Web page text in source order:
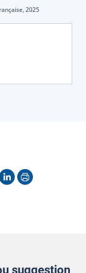
2025
page
Imprimer
suggestion